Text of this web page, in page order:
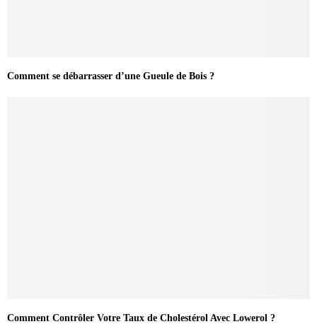
Comment se débarrasser d’une Gueule de Bois ?
Comment Contrôler Votre Taux de Cholestérol Avec Lowerol ?